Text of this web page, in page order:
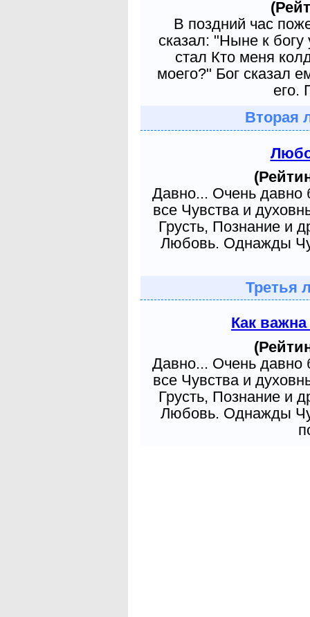
В поздний час
сказал: "Ныне к
стал Кто меня
моего?" Бог сказал
его.
Вторая
Давно... Очень давно
все Чувства и
Грусть, Познание и
Любовь. Однажды
Третья
Как
Давно... Очень давно
все Чувства и
Грусть, Познание и
Любовь. Однажды